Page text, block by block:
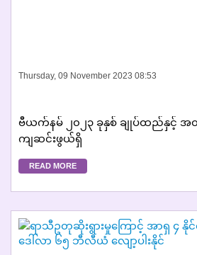
Thursday, 09 November 2023 08:53
ဗီယက်နမ် ၂၀၂၃ ခုနှစ် ချုပ်ထည်နှင့်
ကျဆင်းဖွယ်ရှိ
READ MORE